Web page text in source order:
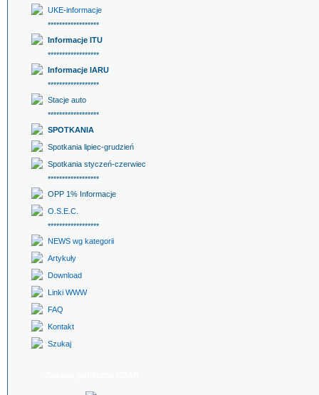
UKE-informacje
******************
Informacje ITU
******************
Informacje IARU
******************
Stacje auto
******************
SPOTKANIA
Spotkania lipiec-grudzień
Spotkania styczeń-czerwiec
******************
OPP 1% Informacje
O.S.E.C.
******************
NEWS wg kategorii
Artykuły
Download
Linki WWW
FAQ
Kontakt
Szukaj